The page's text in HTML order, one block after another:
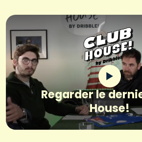
Regarder le
House!